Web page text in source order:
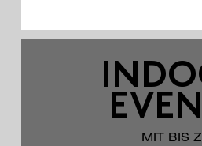
MIT BIS